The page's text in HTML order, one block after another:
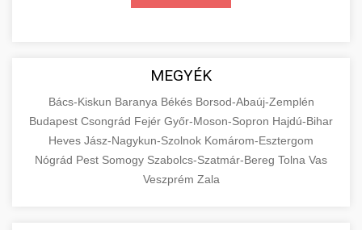
MEGYÉK
Bács-Kiskun Baranya Békés Borsod-Abaúj-Zemplén
Budapest Csongrád Fejér Győr-Moson-Sopron Hajdú-Bihar
Heves Jász-Nagykun-Szolnok Komárom-Esztergom
Nógrád Pest Somogy Szabolcs-Szatmár-Bereg Tolna Vas
Veszprém Zala